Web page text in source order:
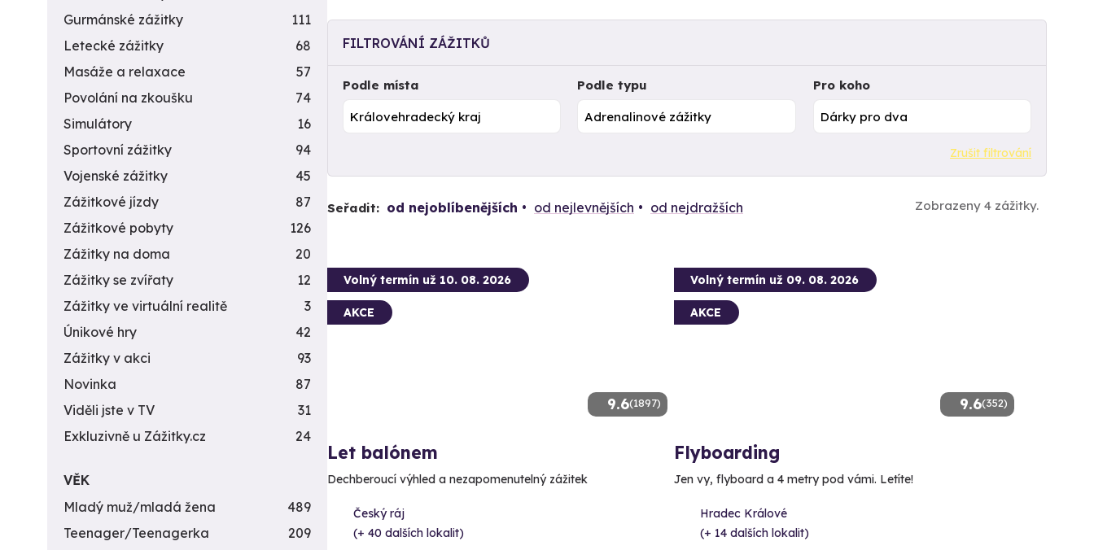
FILTROVÁNÍ ZÁŽITKŮ
Podle místa Podle typu Pro koho
Zrušit filtrování
Seřadit: od nejoblíbenějších od nejlevnějších od nejdražších Zobrazeny 4 zážitky.
9.6(1897)
Volný termín už 10. 08. 2026
AKCE
Let balónem
Dechberoucí výhled a nezapomenutelný zážitek
Český ráj
(+ 40 dalších lokalit)
9.6(352)
Volný termín už 09. 08. 2026
AKCE
Flyboarding
Jen vy, flyboard a 4 metry pod vámi. Letíte!
Hradec Králové
(+ 14 dalších lokalit)
Gurmánské zážitky
111
Letecké zážitky
68
Masáže a relaxace
57
Povolání na zkoušku
74
Simulátory
16
Sportovní zážitky
94
Vojenské zážitky
45
Zážitkové jízdy
87
Zážitkové pobyty
126
Zážitky na doma
20
Zážitky se zvířaty
12
Zážitky ve virtuální realitě
3
Únikové hry
42
Zážitky v akci
93
Novinka
87
Viděli jste v TV
31
Exkluzivně u Zážitky.cz
24
VĚK
Mladý muž/mladá žena
489
Teenager/Teenagerka
209